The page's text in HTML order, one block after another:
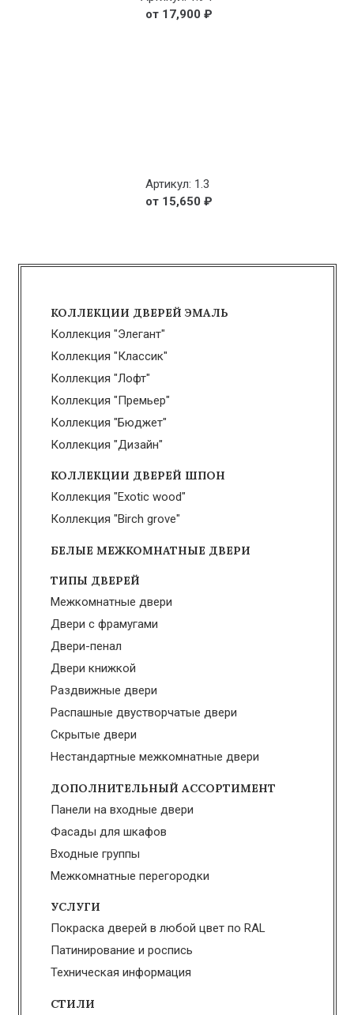
17,900 ₽
Артикул: 1.3
15,650 ₽
КОЛЛЕКЦИИ ДВЕРЕЙ ЭМАЛЬ
Коллекция "Элегант"
Коллекция "Классик"
Коллекция "Лофт"
Коллекция "Премьер"
Коллекция "Бюджет"
Коллекция "Дизайн"
КОЛЛЕКЦИИ ДВЕРЕЙ ШПОН
Коллекция "Exotic wood"
Коллекция "Birch grove"
БЕЛЫЕ МЕЖКОМНАТНЫЕ ДВЕРИ
ТИПЫ ДВЕРЕЙ
Межкомнатные двери
Двери с фрамугами
Двери-пенал
Двери книжкой
Раздвижные двери
Распашные двустворчатые двери
Скрытые двери
Нестандартные межкомнатные двери
ДОПОЛНИТЕЛЬНЫЙ АССОРТИМЕНТ
Панели на входные двери
Фасады для шкафов
Входные группы
Межкомнатные перегородки
УСЛУГИ
Покраска дверей в любой цвет по RAL
Патинирование и роспись
Техническая информация
СТИЛИ